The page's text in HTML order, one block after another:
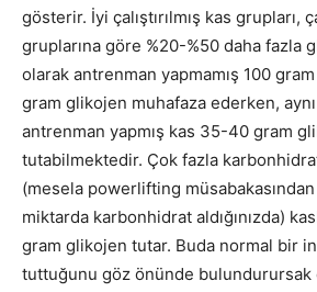
gösterir. İyi çalıştırılmış kas grupları,
gruplarına göre %20-%50 daha fazla
olarak antrenman yapmamış 100 gram
gram glikojen muhafaza ederken, aynı
antrenman yapmış kas 35-40 gram
tutabilmektedir. Çok fazla
(mesela powerlifting müsabakasından
miktarda karbonhidrat aldığınızda)
gram glikojen tutar. Buda normal bir
tuttuğunu göz önünde bulundurursak